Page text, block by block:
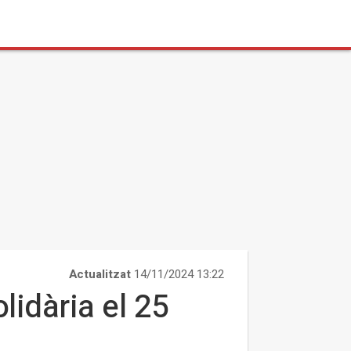
Actualitzat 14/11/2024 13:22
el 25